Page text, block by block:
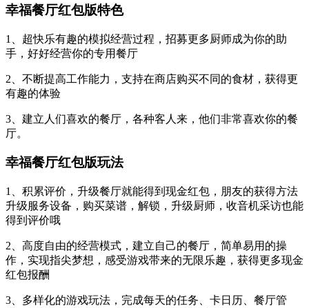
幸福餐厅红包版特色
1、超快乐有趣的模拟经营过程，招募更多厨师成为你的助
手，好好经营你的专用餐厅
2、不断提高工作能力，支持在商店购买不同的食材，获得更
有趣的体验
3、建立人们喜欢的餐厅，各种客人来，他们非常喜欢你的餐
厅。
幸福餐厅红包版玩法
1、积累评价，升级餐厅就能得到现金红包，朋友的获得方法
升级服务设备，购买菜谱，解锁，升级厨师，收音机采访也能
得到评价哦
2、高度自由的经营模式，建立自己的餐厅，简单易用的操
作，实现指尖梦想，感受游戏带来的无限乐趣，获得更多现金
红包报酬
3、多样化的游戏玩法，完成每天的任务、卡日历、餐厅管